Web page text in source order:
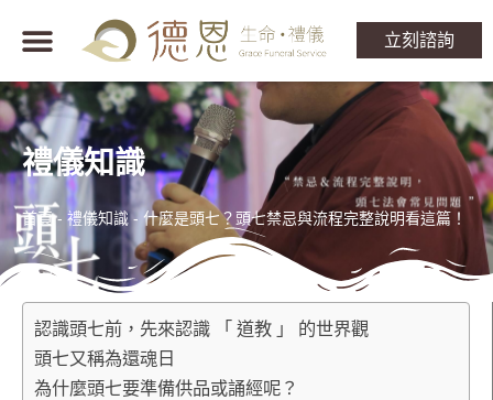
立刻諮詢
禮儀知識
首頁- 禮儀知識 - 什麼是頭七？頭七禁忌與流程完整說明看這篇！
認識頭七前，先來認識 「 道教 」 的世界觀
頭七又稱為還魂日
為什麼頭七要準備供品或誦經呢？